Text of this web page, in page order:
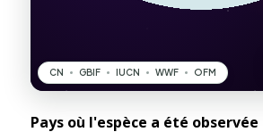
Pays où l'espèce a été observée